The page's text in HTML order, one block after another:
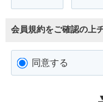
会員規約をご確認の上
同意する